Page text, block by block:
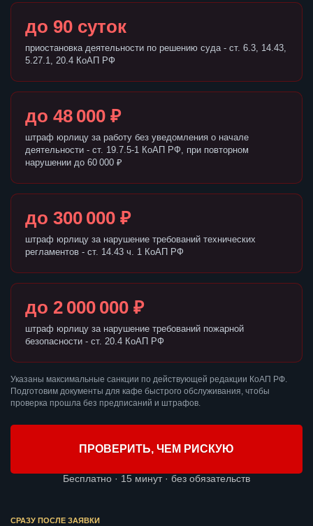
до 90 суток
приостановка деятельности по решению суда - ст. 6.3, 14.43,
5.27.1, 20.4 КоАП РФ
до 48 000 ₽
штраф юрлицу за работу без уведомления о начале
деятельности - ст. 19.7.5-1 КоАП РФ, при повторном
нарушении до 60 000 ₽
до 300 000 ₽
штраф юрлицу за нарушение требований технических
регламентов - ст. 14.43 ч. 1 КоАП РФ
до 2 000 000 ₽
штраф юрлицу за нарушение требований пожарной
безопасности - ст. 20.4 КоАП РФ
Указаны максимальные санкции по действующей редакции КоАП РФ.
Подготовим документы для кафе быстрого обслуживания, чтобы
проверка прошла без предписаний и штрафов.
ПРОВЕРИТЬ, ЧЕМ РИСКУЮ
Бесплатно · 15 минут · без обязательств
СРАЗУ ПОСЛЕ ЗАЯВКИ